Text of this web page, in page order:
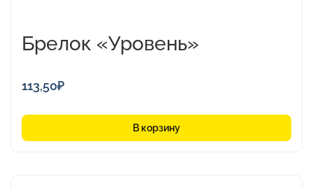
Брелок «Уровень»
113,50₽
В корзину